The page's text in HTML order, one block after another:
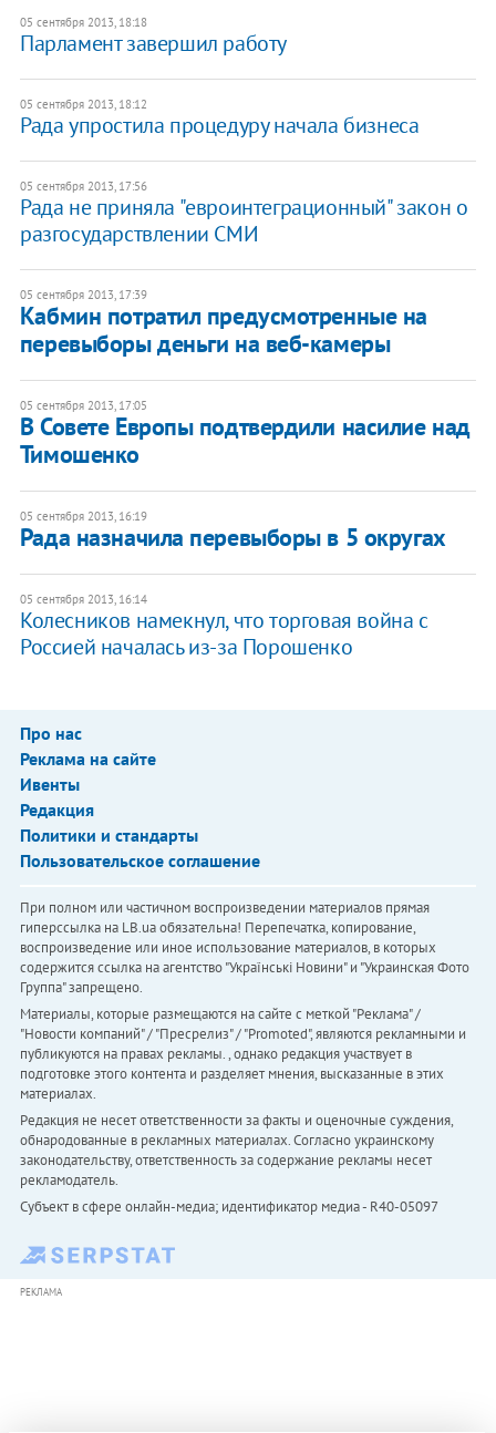
05 сентября 2013, 18:18
Парламент завершил работу
05 сентября 2013, 18:12
Рада упростила процедуру начала бизнеса
05 сентября 2013, 17:56
Рада не приняла "евроинтеграционный" закон о
разгосударствлении СМИ
05 сентября 2013, 17:39
Кабмин потратил предусмотренные на
перевыборы деньги на веб-камеры
05 сентября 2013, 17:05
В Совете Европы подтвердили насилие над
Тимошенко
05 сентября 2013, 16:19
Рада назначила перевыборы в 5 округах
05 сентября 2013, 16:14
Колесников намекнул, что торговая война с
Россией началась из-за Порошенко
Про нас
Реклама на сайте
Ивенты
Редакция
Политики и стандарты
Пользовательское соглашение
При полном или частичном воспроизведении материалов прямая
гиперссылка на LB.ua обязательна! Перепечатка, копирование,
воспроизведение или иное использование материалов, в которых
содержится ссылка на агентство "Українськi Новини" и "Украинская Фото
Группа" запрещено.
Материалы, которые размещаются на сайте с меткой "Реклама" /
"Новости компаний" / "Пресрелиз" / "Promoted", являются рекламными и
публикуются на правах рекламы. , однако редакция участвует в
подготовке этого контента и разделяет мнения, высказанные в этих
материалах.
Редакция не несет ответственности за факты и оценочные суждения,
обнародованные в рекламных материалах. Согласно украинскому
законодательству, ответственность за содержание рекламы несет
рекламодатель.
Субъект в сфере онлайн-медиа; идентификатор медиа - R40-05097
РЕКЛАМА